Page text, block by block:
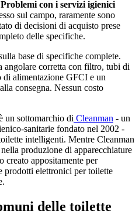
Problemi con i servizi igienici
sul campo, raramente sono
di decisioni di acquisto prese
delle specifiche.
base di specifiche complete.
corretta con filtro, tubi di
alimentazione GFCI e un
consegna. Nessun costo
un sottomarchio di Cleanman - un
sanitarie fondato nel 2002 -
intelligenti. Mentre Cleanman
produzione di apparecchiature
creato appositamente per
prodotti elettronici per toilette
delle toilette